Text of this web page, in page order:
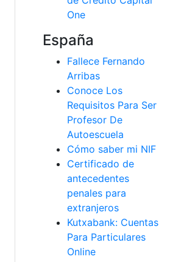
España
Fallece Fernando
Arribas
Conoce Los
Requisitos Para Ser
Profesor De
Autoescuela
Cómo saber mi NIF
Certificado de
antecedentes
penales para
extranjeros
Kutxabank: Cuentas
Para Particulares
Online